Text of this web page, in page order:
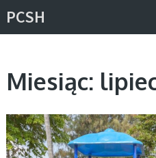
PCSH
Miesiąc:
AKTUALNOŚCI, ROZRYWKA